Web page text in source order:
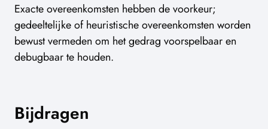
Exacte overeenkomsten hebben de voorkeur;
gedeeltelijke of heuristische overeenkomsten worden
bewust vermeden om het gedrag voorspelbaar en
debugbaar te houden.
Bijdragen